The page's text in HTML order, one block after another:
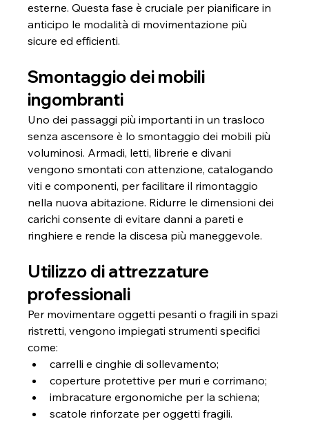
esterne. Questa fase è cruciale per pianificare in
anticipo le modalità di movimentazione più
sicure ed efficienti.
Smontaggio dei mobili
ingombranti
Uno dei passaggi più importanti in un trasloco
senza ascensore è lo smontaggio dei mobili più
voluminosi. Armadi, letti, librerie e divani
vengono smontati con attenzione, catalogando
viti e componenti, per facilitare il rimontaggio
nella nuova abitazione. Ridurre le dimensioni dei
carichi consente di evitare danni a pareti e
ringhiere e rende la discesa più maneggevole.
Utilizzo di attrezzature
professionali
Per movimentare oggetti pesanti o fragili in spazi
ristretti, vengono impiegati strumenti specifici
come:
carrelli e cinghie di sollevamento;
coperture protettive per muri e corrimano;
imbracature ergonomiche per la schiena;
scatole rinforzate per oggetti fragili.